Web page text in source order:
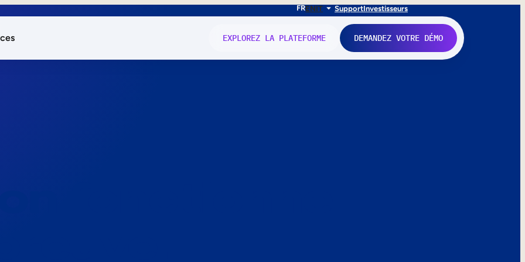
FRENIT SupportInvestisseurs
EXPLOREZ LA PLATEFORME DEMANDEZ VOTRE DÉMO